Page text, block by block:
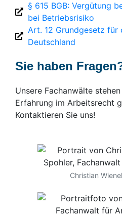
§ 615 BGB: Vergütung
bei Betriebsrisiko
Art. 12 Grundgesetz für
Deutschland
Sie haben
Unsere Fachanwälte
Erfahrung im Arbeitsrecht
Kontaktieren Sie uns!
Christian